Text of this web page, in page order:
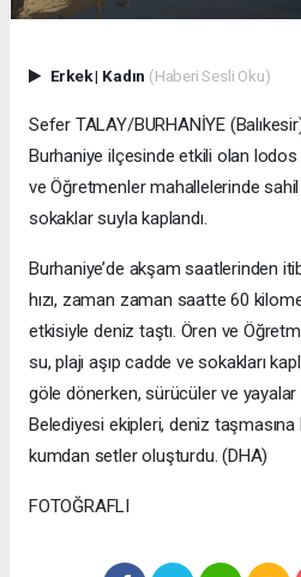
Erkek| Kadın (Haberi Sesli Oku)
Sefer TALAY/BURHANİYE
Burhaniye ilçesinde etkili olan
ve Öğretmenler mahallelerinde
sokaklar suyla kaplandı.
Burhaniye’de akşam saatlerinden
hızı, zaman zaman saatte 60
etkisiyle deniz taştı. Ören ve
su, plajı aşıp cadde ve sokakları
göle dönerken, sürücüler ve yayalar
Belediyesi ekipleri, deniz
kumdan setler oluşturdu. (DHA)
FOTOĞRAFLI